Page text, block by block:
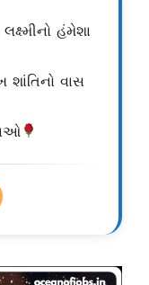
હંમેશા
વાસ